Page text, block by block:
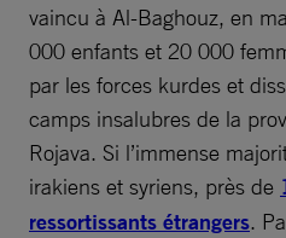
vaincu à Al-Baghouz, en
000 enfants et 20 000
par les forces kurdes et
camps insalubres de la
Rojava. Si l’immense
irakiens et syriens, près de
ressortissants étrangers.